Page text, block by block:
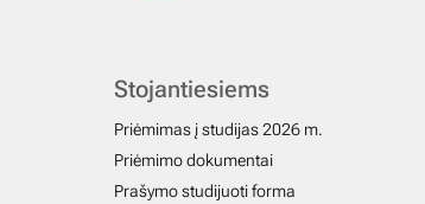
Stojantiesiems
Priėmimas į studijas 2026 m.
Priėmimo dokumentai
Prašymo studijuoti forma